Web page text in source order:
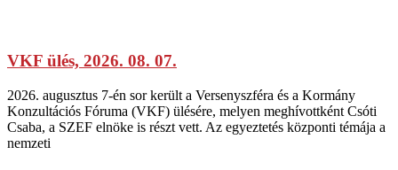
VKF ülés, 2026. 08. 07.
2026. augusztus 7-én sor került a Versenyszféra és a Kormány
Konzultációs Fóruma (VKF) ülésére, melyen meghívottként Csóti
Csaba, a SZEF elnöke is részt vett. Az egyeztetés központi témája a
nemzeti